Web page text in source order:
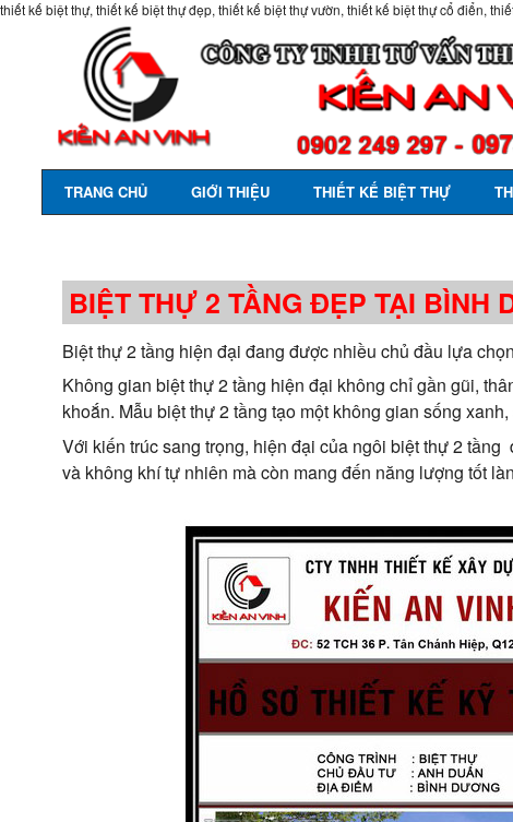
thiết kế biệt thự, thiết kế biệt thự đẹp, thiết kế biệt thự vườn, thiết kế biệt thự cổ điển,
TRANG CHỦ GIỚI THIỆU THIẾT KẾ BIỆT THỰ
BIỆT THỰ 2 TẦNG ĐẸP TẠI BÌNH
Biệt thự 2 tầng hiện đại đang được nhiều chủ đầu lựa
Không gian biệt thự 2 tầng hiện đại không chỉ gần gũi,
khoắn. Mẫu biệt thự 2 tầng tạo một không gian sống
Với kiến trúc sang trọng, hiện đại của ngôi biệt thự 2
và không khí tự nhiên mà còn mang đến năng lượng tốt